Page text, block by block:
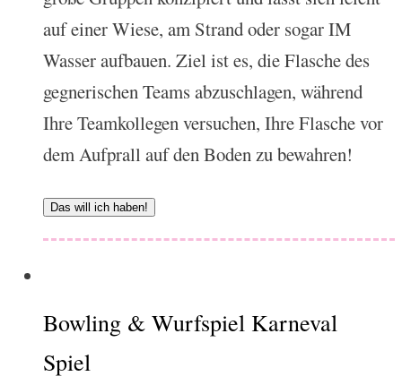
auf einer Wiese, am Strand oder sogar IM
Wasser aufbauen. Ziel ist es, die Flasche des
gegnerischen Teams abzuschlagen, während
Ihre Teamkollegen versuchen, Ihre Flasche vor
dem Aufprall auf den Boden zu bewahren!
Das will ich haben!
Bowling & Wurfspiel Karneval
Spiel